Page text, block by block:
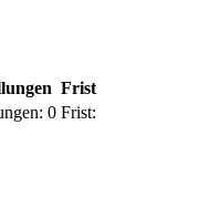
Frist
0 Frist: